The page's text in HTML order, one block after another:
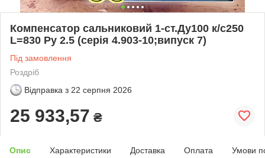
Компенсатор сальниковий 1-ст.Ду100 к/с250
L=830 Py 2.5 (серія 4.903-10;випуск 7)
Під замовлення
Роздріб
Відправка з 22 серпня 2026
25 933,57 ₴
Опис Характеристики Доставка Оплата Умови